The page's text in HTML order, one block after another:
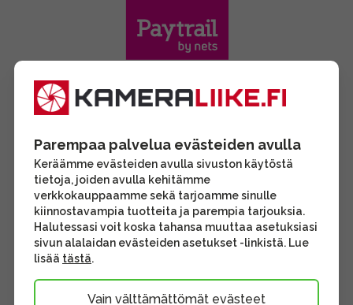
Parempaa palvelua evästeiden avulla
Keräämme evästeiden avulla sivuston käytöstä
tietoja, joiden avulla kehitämme
verkkokauppaamme sekä tarjoamme sinulle
kiinnostavampia tuotteita ja parempia tarjouksia.
Halutessasi voit koska tahansa muuttaa asetuksiasi
sivun alalaidan evästeiden asetukset -linkistä. Lue
lisää tästä.
Vain välttämättömät evästeet